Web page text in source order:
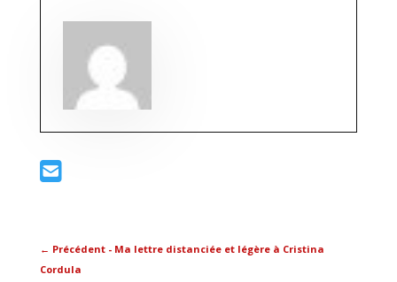
← Précédent - Ma lettre distanciée et légère à Cristina
Cordula